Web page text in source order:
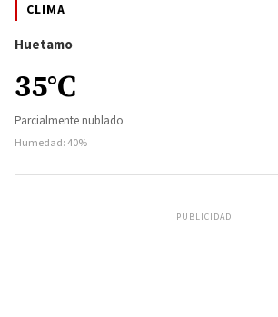
CLIMA
Huetamo
35°C
Parcialmente nublado
Humedad: 40%
PUBLICIDAD